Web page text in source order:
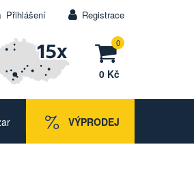
Přihlášení Registrace
0
0 Kč
VÝPRODEJ